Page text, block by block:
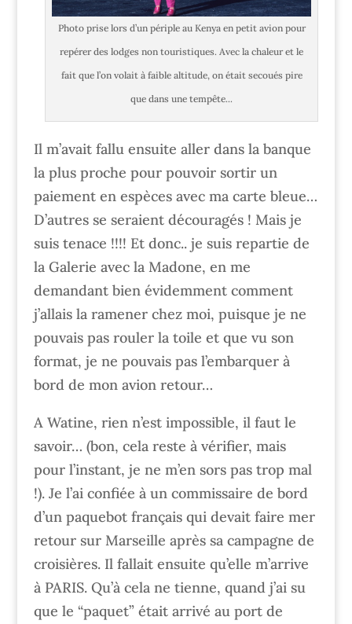
Photo prise lors d’un périple au Kenya en petit avion pour
repérer des lodges non touristiques. Avec la chaleur et le
fait que l’on volait à faible altitude, on était secoués pire
que dans une tempête...
Il m’avait fallu ensuite aller dans la banque
la plus proche pour pouvoir sortir un
paiement en espèces avec ma carte bleue…
D’autres se seraient découragés ! Mais je
suis tenace !!!! Et donc.. je suis repartie de
la Galerie avec la Madone, en me
demandant bien évidemment comment
j’allais la ramener chez moi, puisque je ne
pouvais pas rouler la toile et que vu son
format, je ne pouvais pas l’embarquer à
bord de mon avion retour…
A Watine, rien n’est impossible, il faut le
savoir… (bon, cela reste à vérifier, mais
pour l’instant, je ne m’en sors pas trop mal
!). Je l’ai confiée à un commissaire de bord
d’un paquebot français qui devait faire mer
retour sur Marseille après sa campagne de
croisières. Il fallait ensuite qu’elle m’arrive
à PARIS. Qu’à cela ne tienne, quand j’ai su
que le “paquet” était arrivé au port de